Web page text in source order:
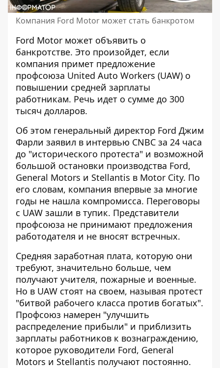
Компания Ford Motor может стать банкротом
Ford Motor может объявить о
банкротстве. Это произойдет, если
компания примет предложение
профсоюза United Auto Workers (UAW) о
повышении средней зарплаты
работникам. Речь идет о сумме до 300
тысяч долларов.
Об этом генеральный директор Ford Джим
Фарли заявил в интервью CNBC за 24 часа
до "исторического протеста" и возможной
большой остановки производства Ford,
General Motors и Stellantis в Motor City. По
его словам, компания впервые за многие
годы не нашла компромисса. Переговоры
с UAW зашли в тупик. Представители
профсоюза не принимают предложения
работодателя и не вносят встречных.
Средняя заработная плата, которую они
требуют, значительно больше, чем
получают учителя, пожарные и военные.
Но в UAW стоят на своем, называя протест
"битвой рабочего класса против богатых".
Профсоюз намерен "улучшить
распределение прибыли" и приблизить
зарплаты работников к вознаграждению,
которое руководители Ford, General
Motors и Stellantis получают постоянно.